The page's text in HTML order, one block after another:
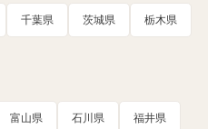
千葉県 茨城県 栃木県
富山県 石川県 福井県